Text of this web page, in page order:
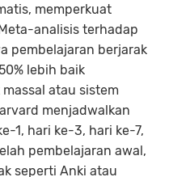
memperkuat
analisis terhadap
pembelajaran berjarak
lebih baik
atau sistem
menjadwalkan
1, hari ke-3, hari ke-7,
pembelajaran awal,
seperti Anki atau